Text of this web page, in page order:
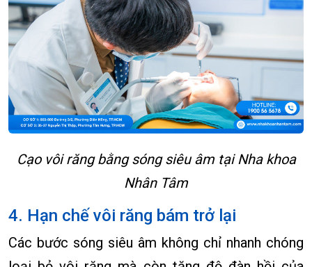
Cạo vôi răng bằng sóng siêu âm tại Nha khoa
Nhân Tâm
4. Hạn chế vôi răng bám trở lại
Các bước sóng siêu âm không chỉ nhanh chóng